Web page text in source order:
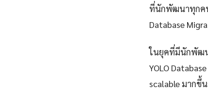
ที่นักพัฒนาทุกคน
Database
ในยุคที่มีนักพัฒน
YOLO
scalable มากขึ้